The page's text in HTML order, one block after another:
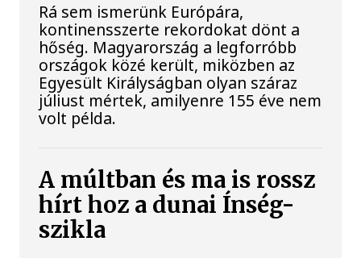
Rá sem ismerünk Európára,
kontinensszerte rekordokat dönt a
hőség. Magyarország a legforróbb
országok közé került, miközben az
Egyesült Királyságban olyan száraz
júliust mértek, amilyenre 155 éve nem
volt példa.
A múltban és ma is rossz
hírt hoz a dunai Ínség-
szikla